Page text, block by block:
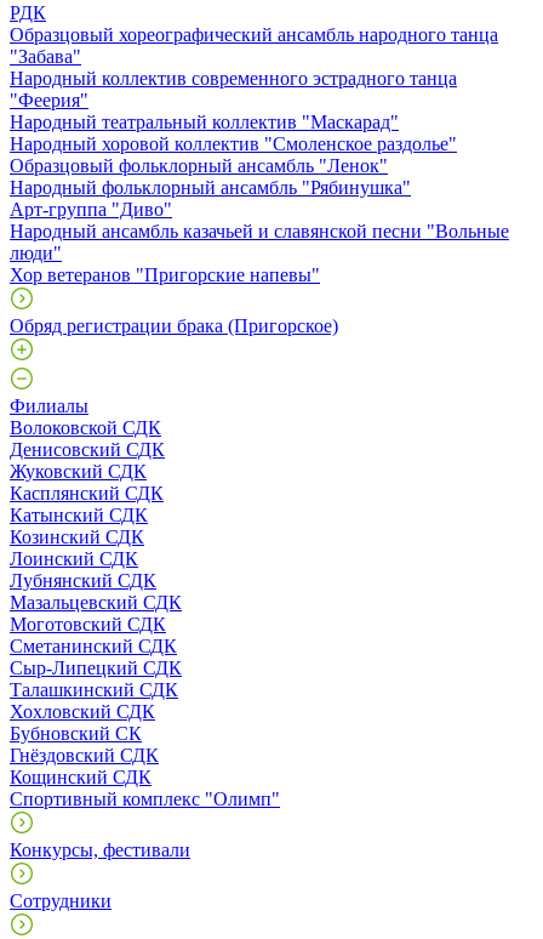
РДК
Образцовый хореографический ансамбль народного танца
"Забава"
Народный коллектив современного эстрадного танца
"Феерия"
Народный театральный коллектив "Маскарад"
Народный хоровой коллектив "Смоленское раздолье"
Образцовый фольклорный ансамбль "Ленок"
Народный фольклорный ансамбль "Рябинушка"
Арт-группа "Диво"
Народный ансамбль казачьей и славянской песни "Вольные
люди"
Хор ветеранов "Пригорские напевы"
Обряд регистрации брака (Пригорское)
Филиалы
Волоковской СДК
Денисовский СДК
Жуковский СДК
Касплянский СДК
Катынский СДК
Козинский СДК
Лоинский СДК
Лубнянский СДК
Мазальцевский СДК
Моготовский СДК
Сметанинский СДК
Сыр-Липецкий СДК
Талашкинский СДК
Хохловский СДК
Бубновский СК
Гнёздовский СДК
Кощинский СДК
Спортивный комплекс "Олимп"
Конкурсы, фестивали
Сотрудники